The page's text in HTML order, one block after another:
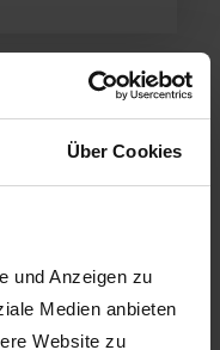
Über Cookies
und Anzeigen zu
Medien anbieten
Website zu